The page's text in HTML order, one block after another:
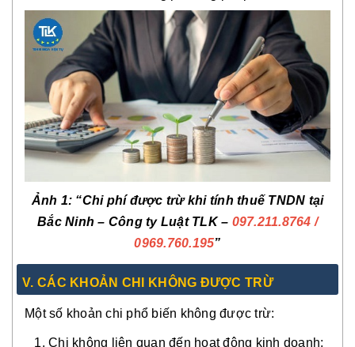
Ảnh 1: “Chi phí được trừ khi tính thuế TNDN tại
Bắc Ninh – Công ty Luật TLK – 097.211.8764 /
0969.760.195”
V. CÁC KHOẢN CHI KHÔNG ĐƯỢC TRỪ
Một số khoản chi phổ biến không được trừ:
Chi không liên quan đến hoạt động kinh doanh;